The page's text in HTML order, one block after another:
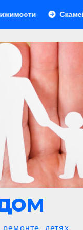
для зоны барбекю:
детях